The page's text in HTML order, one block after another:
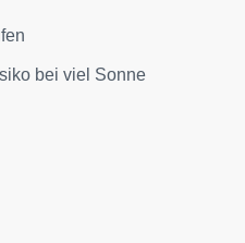
bei viel Sonne